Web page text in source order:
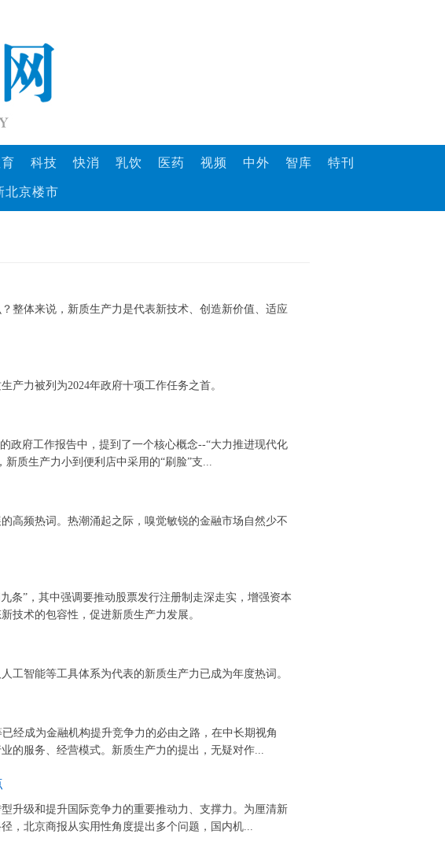
科技 快消 乳饮 医药 视频 中外 智库 特刊
北京楼市
整体来说，新质生产力是代表新技术、创造新价值、适应
产力被列为2024年政府十项工作任务之首。
政府工作报告中，提到了一个核心概念--“大力推进现代化
质生产力小到便利店中采用的“刷脸”支...
高频热词。热潮涌起之际，嗅觉敏锐的金融市场自然少不
条”，其中强调要推动股票发行注册制走深走实，增强资本
技术的包容性，促进新质生产力发展。
工智能等工具体系为代表的新质生产力已成为年度热词。
经成为金融机构提升竞争力的必由之路，在中长期视角
的服务、经营模式。新质生产力的提出，无疑对作...
升级和提升国际竞争力的重要推动力、支撑力。为厘清新
，北京商报从实用性角度提出多个问题，国内机...